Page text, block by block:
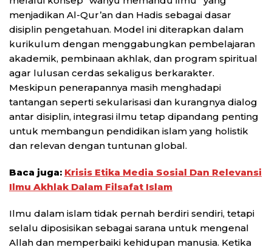
menjadikan Al-Qur’an dan Hadis sebagai dasar
disiplin pengetahuan. Model ini diterapkan dalam
kurikulum dengan menggabungkan pembelajaran
akademik, pembinaan akhlak, dan program spiritual
agar lulusan cerdas sekaligus berkarakter.
Meskipun penerapannya masih menghadapi
tantangan seperti sekularisasi dan kurangnya dialog
antar disiplin, integrasi ilmu tetap dipandang penting
untuk membangun pendidikan islam yang holistik
dan relevan dengan tuntunan global.
Baca juga: Krisis Etika Media Sosial Dan Relevansi
Ilmu Akhlak Dalam Filsafat Islam
Ilmu dalam islam tidak pernah berdiri sendiri, tetapi
selalu diposisikan sebagai sarana untuk mengenal
Allah dan memperbaiki kehidupan manusia. Ketika